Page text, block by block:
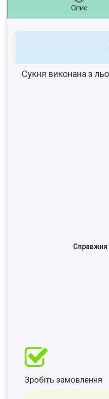
Опис
Сукня виконана з
Справжня
Зробіть замовлення